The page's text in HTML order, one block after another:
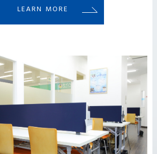
LEARN MORE